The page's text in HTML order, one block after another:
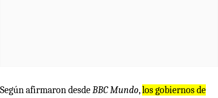
Según afirmaron desdeBBC Mundo,los gobiernos de